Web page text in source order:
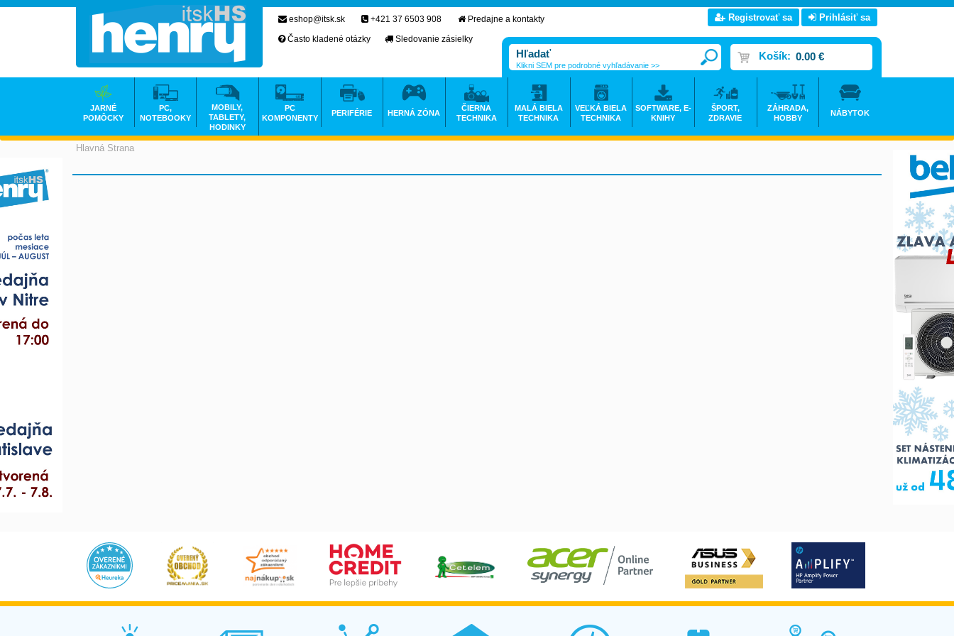
Hlavná Strana
eshop@itsk.sk +421 37 6503 908
Predajne a kontakty
Často kladené otázky
Sledovanie zásielky
Registrovať sa Prihlásiť sa
Košík: 0.00 €
Klikni SEM pre podrobné vyhľadávanie >>
JARNÉ
POMÔCKY
PC,
NOTEBOOKY
MOBILY,
TABLETY,
HODINKY
PC
KOMPONENTY
PERIFÉRIE HERNÁ ZÓNA
ČIERNA
TECHNIKA
MALÁ BIELA
TECHNIKA
VEĽKÁ BIELA
TECHNIKA
SOFTWARE, E-
KNIHY
ŠPORT,
ZDRAVIE
ZÁHRADA,
HOBBY
NÁBYTOK